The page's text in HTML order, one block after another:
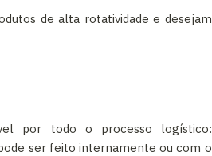
de alta rotatividade e desejam
por todo o processo logístico:
ser feito internamente ou com o